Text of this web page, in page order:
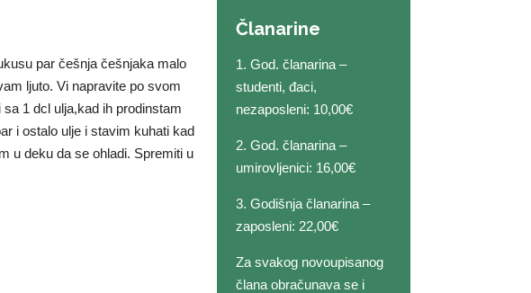
par češnja češnjaka malo
ljuto. Vi napravite po svom
1 dcl ulja,kad ih prodinstam
i ostalo ulje i stavim kuhati kad
u deku da se ohladi. Spremiti u
Članarine
1. God. članarina –
studenti, đaci,
nezaposleni: 10,00€
2. God. članarina –
umirovljenici: 16,00€
3. Godišnja članarina –
zaposleni: 22,00€
Za svakog novoupisanog
člana obračunava se i